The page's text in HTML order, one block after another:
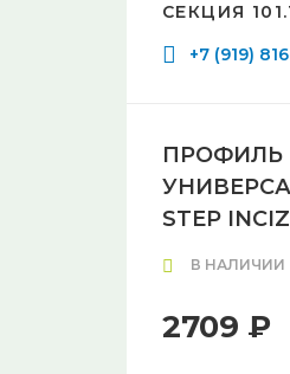
СЕКЦИЯ
+7 (919)
ПРОФИЛЬ
STEP
В НАЛИЧИИ
2709 ₽